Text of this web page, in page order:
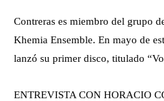
Contreras es miembro del grupo
Khemia Ensemble. En mayo de
lanzó su primer disco, titulado
ENTREVISTA CON HORACIO